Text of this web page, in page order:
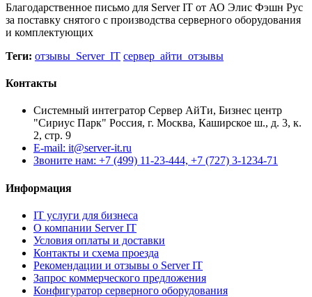
Благодарственное письмо для Server IT от АО Элис Фэшн Рус
за поставку снятого с производства серверного оборудования
и комплектующих
Теги: отзывы_Server_IT сервер_айти_отзывы
Контакты
Системный интегратор Сервер АйТи, Бизнес центр
"Сириус Парк" Россия, г. Москва, Каширское ш., д. 3, к.
2, стр. 9
E-mail: it@server-it.ru
Звоните нам: +7 (499) 11-23-444, +7 (727) 3-1234-71
Информация
IT услуги для бизнеса
О компании Server IT
Условия оплаты и доставки
Контакты и схема проезда
Рекомендации и отзывы о Server IT
Запрос коммерческого предложения
Конфигуратор серверного оборудования